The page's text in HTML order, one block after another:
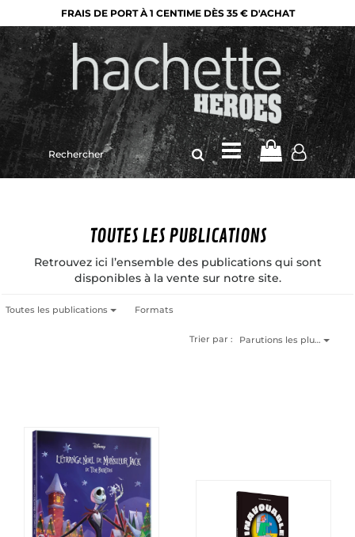
FRAIS DE PORT À 1 CENTIME DÈS 35 € D'ACHAT
Rechercher
sur
le
TOUTES LES PUBLICATIONS
Retrouvez ici l’ensemble des publications qui sont
disponibles à la vente sur notre site.
Toutes les publications Formats
Trier par : Parutions les plu…